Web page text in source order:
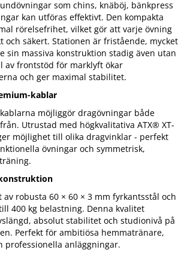
som chins, knäböj, bänkpress
kan utföras effektivt. Den kompakta
rörelsefrihet, vilket gör att varje övning
och säkert. Stationen är fristående, mycket
sin massiva konstruktion stadig även utan
av frontstöd för marklyft ökar
och ger maximal stabilitet.
kablar
möjliggör dragövningar både
Utrustad med högkvalitativa ATX® XT-
möjlighet till olika dragvinklar - perfekt
övningar och symmetrisk,
av robusta 60 × 60 × 3 mm fyrkantsstål och
400 kg belastning. Denna kvalitet
absolut stabilitet och studionivå på
Perfekt för ambitiösa hemmatränare,
professionella anläggningar.